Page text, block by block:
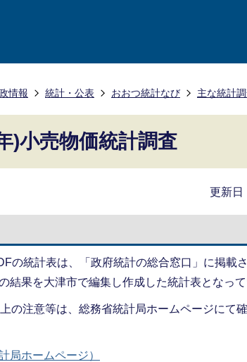
情報 統計・公表 おおつ統計なび 主な統計
)小売物価統計調査
更新日
の統計表は、「政府統計の総合窓口」に掲載
結果を大津市で編集し作成した統計表となって
の注意等は、総務省統計局ホームページにて
局ホームページ）